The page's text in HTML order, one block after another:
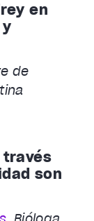
en
de
través
son